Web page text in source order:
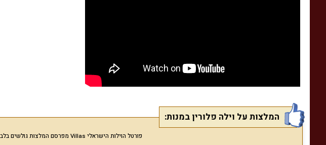
המלצות על וילה פלורין במנות:
פורטל הוילות הישראלי Villas מפרסם המלצות גולשים בלבד המאושרות ע"י צוות האתר.